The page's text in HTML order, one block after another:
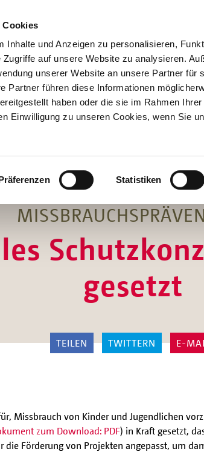
Cookies
Inhalte und Anzeigen zu personalisieren,
auf unsere Website zu analysieren.
unserer Website an unsere Partner für
Partner führen diese Informationen
haben oder die sie im Rahmen
Einwilligung zu unseren Cookies, wenn Sie
Statistiken
Hilfen
Unterstützen
Projekte
gesetzt
TEILEN TWITTERN E-
Missbrauch von Kinder und Jugendlichen
zum Download: PDF) in Kraft gesetzt,
Förderung von Projekten angepasst, um